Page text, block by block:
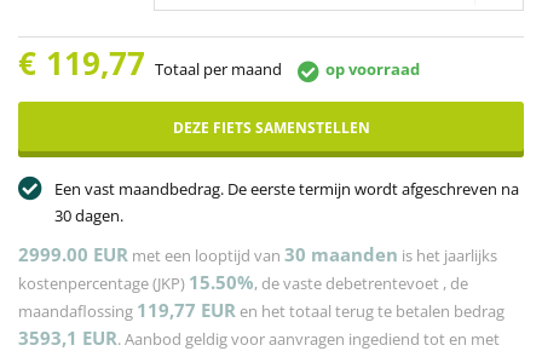
€ 119,77 Totaal per maand op voorraad
DEZE FIETS SAMENSTELLEN
Een vast maandbedrag. De eerste termijn wordt afgeschreven na
30 dagen.
2999.00 EUR met een looptijd van 30 maanden is het jaarlijks
kostenpercentage (JKP) 15.50%, de vaste debetrentevoet , de
maandaflossing 119,77 EURen het totaal terug te betalen bedrag
3593,1 EUR. Aanbod geldig voor aanvragen ingediend tot en met